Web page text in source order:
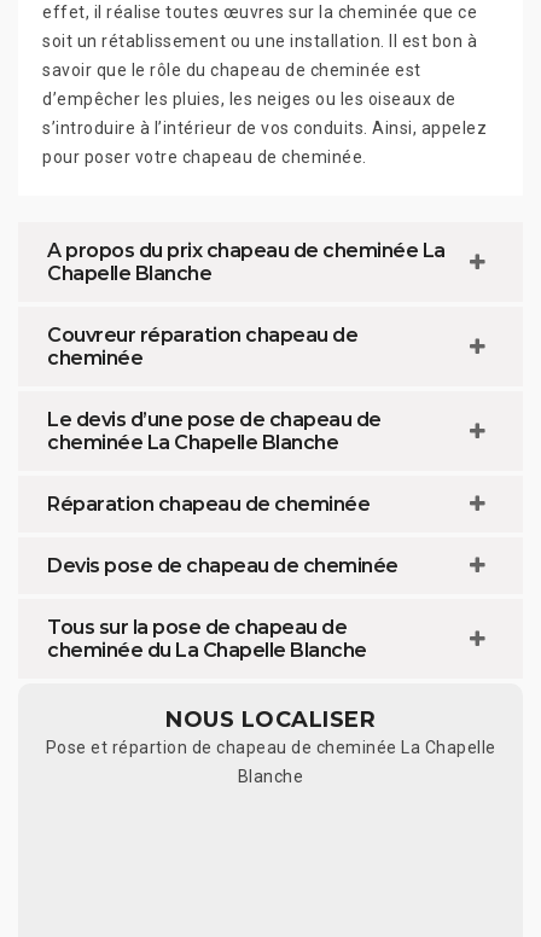
effet, il réalise toutes œuvres sur la cheminée que ce
soit un rétablissement ou une installation. Il est bon à
savoir que le rôle du chapeau de cheminée est
d’empêcher les pluies, les neiges ou les oiseaux de
s’introduire à l’intérieur de vos conduits. Ainsi, appelez
pour poser votre chapeau de cheminée.
A propos du prix chapeau de cheminée La
Chapelle Blanche
Couvreur réparation chapeau de
cheminée
Le devis d’une pose de chapeau de
cheminée La Chapelle Blanche
Réparation chapeau de cheminée
Devis pose de chapeau de cheminée
Tous sur la pose de chapeau de
cheminée du La Chapelle Blanche
NOUS LOCALISER
Pose et répartion de chapeau de cheminée La Chapelle
Blanche